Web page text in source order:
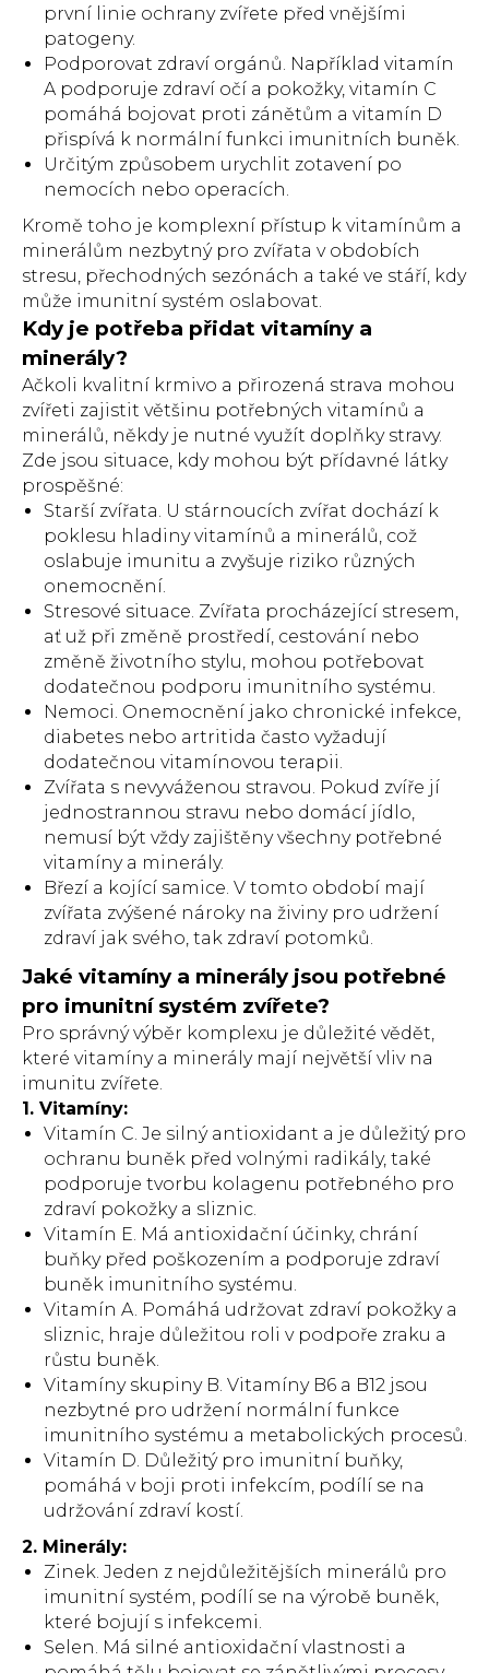
první linie ochrany zvířete před vnějšími
patogeny.
Podporovat zdraví orgánů. Například vitamín
A podporuje zdraví očí a pokožky, vitamín C
pomáhá bojovat proti zánětům a vitamín D
přispívá k normální funkci imunitních buněk.
Určitým způsobem urychlit zotavení po
nemocích nebo operacích.
Kromě toho je komplexní přístup k vitamínům a
minerálům nezbytný pro zvířata v obdobích
stresu, přechodných sezónách a také ve stáří, kdy
může imunitní systém oslabovat.
Kdy je potřeba přidat vitamíny a
minerály?
Ačkoli kvalitní krmivo a přirozená strava mohou
zvířeti zajistit většinu potřebných vitamínů a
minerálů, někdy je nutné využít doplňky stravy.
Zde jsou situace, kdy mohou být přídavné látky
prospěšné:
Starší zvířata. U stárnoucích zvířat dochází k
poklesu hladiny vitamínů a minerálů, což
oslabuje imunitu a zvyšuje riziko různých
onemocnění.
Stresové situace. Zvířata procházející stresem,
ať už při změně prostředí, cestování nebo
změně životního stylu, mohou potřebovat
dodatečnou podporu imunitního systému.
Nemoci. Onemocnění jako chronické infekce,
diabetes nebo artritida často vyžadují
dodatečnou vitamínovou terapii.
Zvířata s nevyváženou stravou. Pokud zvíře jí
jednostrannou stravu nebo domácí jídlo,
nemusí být vždy zajištěny všechny potřebné
vitamíny a minerály.
Březí a kojící samice. V tomto období mají
zvířata zvýšené nároky na živiny pro udržení
zdraví jak svého, tak zdraví potomků.
Jaké vitamíny a minerály jsou potřebné
pro imunitní systém zvířete?
Pro správný výběr komplexu je důležité vědět,
které vitamíny a minerály mají největší vliv na
imunitu zvířete.
1. Vitamíny:
Vitamín C. Je silný antioxidant a je důležitý pro
ochranu buněk před volnými radikály, také
podporuje tvorbu kolagenu potřebného pro
zdraví pokožky a sliznic.
Vitamín E. Má antioxidační účinky, chrání
buňky před poškozením a podporuje zdraví
buněk imunitního systému.
Vitamín A. Pomáhá udržovat zdraví pokožky a
sliznic, hraje důležitou roli v podpoře zraku a
růstu buněk.
Vitamíny skupiny B. Vitamíny B6 a B12 jsou
nezbytné pro udržení normální funkce
imunitního systému a metabolických procesů.
Vitamín D. Důležitý pro imunitní buňky,
pomáhá v boji proti infekcím, podílí se na
udržování zdraví kostí.
2. Minerály:
Zinek. Jeden z nejdůležitějších minerálů pro
imunitní systém, podílí se na výrobě buněk,
které bojují s infekcemi.
Selen. Má silné antioxidační vlastnosti a